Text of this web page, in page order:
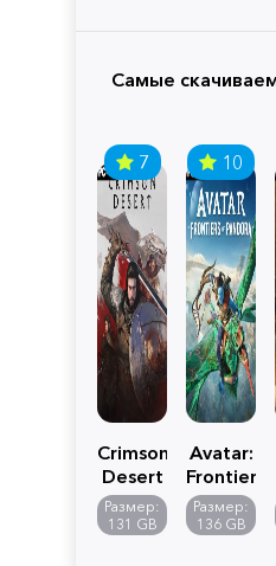
Самые
7
Crimson
Desert
Размер:
131 GB
10
Avatar:
Frontiers
of
Pandora
Размер:
136 GB